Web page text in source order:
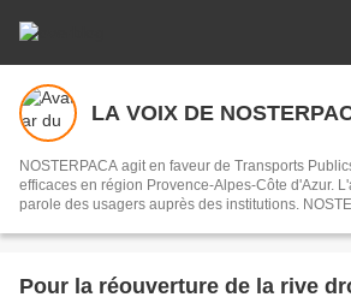
LA VOIX DE
NOSTERPACA agit en faveur de Transports
efficaces en région Provence-Alpes-Côte d'Azur.
parole des usagers auprès des institutions. NOSTERPACA est membre du
Pour la réouverture de la rive